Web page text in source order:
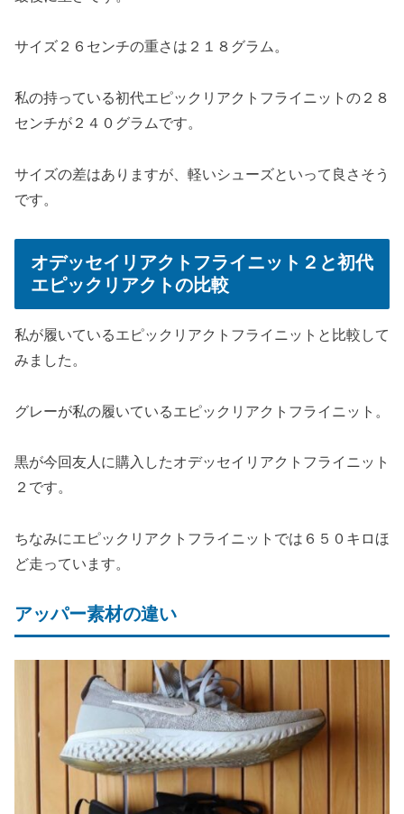
サイズ２６センチの重さは２１８グラム。
私の持っている初代エピックリアクトフライニットの２８
センチが２４０グラムです。
サイズの差はありますが、軽いシューズといって良さそう
です。
オデッセイリアクトフライニット２と初代
エピックリアクトの比較
私が履いているエピックリアクトフライニットと比較して
みました。
グレーが私の履いているエピックリアクトフライニット。
黒が今回友人に購入したオデッセイリアクトフライニット
２です。
ちなみにエピックリアクトフライニットでは６５０キロほ
ど走っています。
アッパー素材の違い